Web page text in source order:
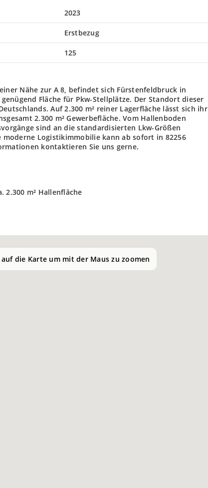
2023
Erstbezug
125
Nähe zur A 8, befindet sich Fürstenfeldbruck in
Fläche für Pkw-Stellplätze. Der Standort dieser
Auf 2.300 m² reiner Lagerfläche lässt sich ihr
2.300 m² Gewerbefläche. Vom Hallenboden
sind an die standardisierten Lkw-Größen
Logistikimmobilie kann ab sofort in 82256
kontaktieren Sie uns gerne.
m² Hallenfläche
die Karte um mit der Maus zu zoomen